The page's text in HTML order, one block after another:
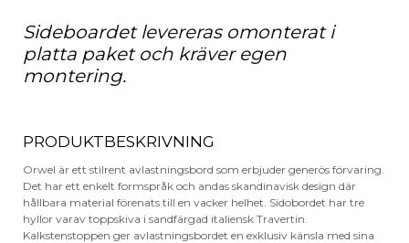
Sideboardet levereras omonterat i
platta paket och kräver egen
montering.
PRODUKTBESKRIVNING
Orwel är ett stilrent avlastningsbord som erbjuder generös förvaring.
Det har ett enkelt formspråk och andas skandinavisk design där
hållbara material förenats till en vacker helhet. Sidobordet har tre
hyllor varav toppskiva i sandfärgad italiensk Travertin.
Kalkstenstoppen ger avlastningsbordet en exklusiv känsla med sina